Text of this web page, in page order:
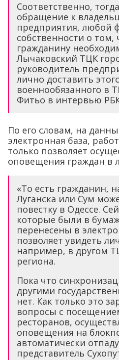
Соответственно,
обращение к
предприятия, любой
собственности о том,
гражданину
Лычаковский ТЦК
руководитель
лично доставить
военнообязанного в
Фитьо в интервью
По его словам, на
электронная база,
только позволяет
оповещения граждан в
«То есть гражданин,
Луганска или Сум
повестку в Одессе.
которые были в
перенесены в
позволяет увидеть
например, в другом
региона.
Пока что
другими
нет. Как только это
вопросы с
ресторанов,
оповещения на
автоматически
представитель